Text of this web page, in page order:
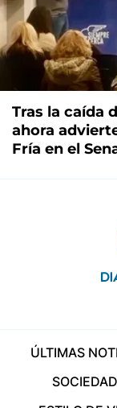
Tras la caída
ahora
Fría en el
ÚLTIMAS
SOCIEDAD